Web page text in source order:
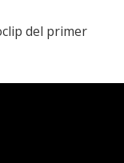
del primer